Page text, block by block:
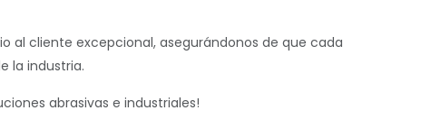
al cliente excepcional, asegurándonos de que cada
la industria.
abrasivas e industriales!